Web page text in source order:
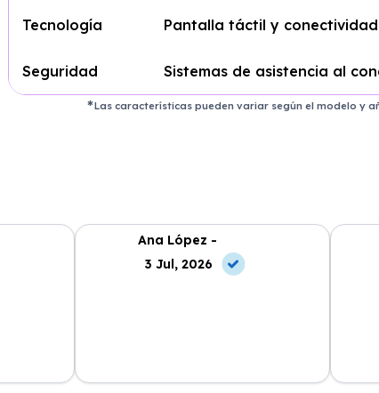
Tecnología Pantalla táctil y
Seguridad Sistemas de asistencia al
Las características pueden variar según el modelo y
Ana López -
3 Jul, 2026